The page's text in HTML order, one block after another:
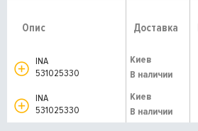
Опис Доставка
INA
531025330
Киев
В наличии
INA
531025330
Киев
В наличии